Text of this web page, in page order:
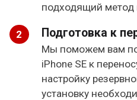
подходящий метод
Подготовка к
Мы поможем вам
iPhone SE к
настройку
установку